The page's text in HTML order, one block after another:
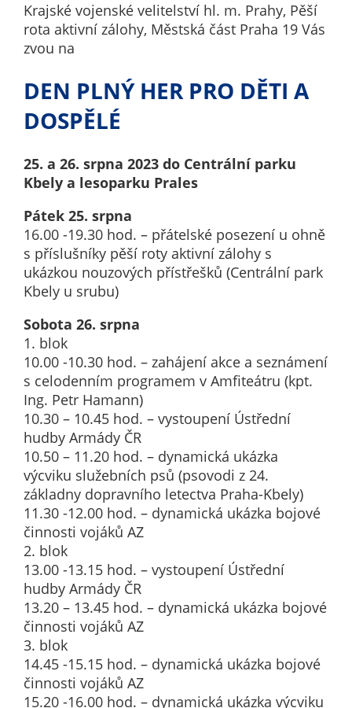
Krajské vojenské velitelství hl. m. Prahy, Pěší
rota aktivní zálohy, Městská část Praha 19 Vás
zvou na
DEN PLNÝ HER PRO DĚTI A
DOSPĚLÉ
25. a 26. srpna 2023 do Centrální parku
Kbely a lesoparku Prales
Pátek 25. srpna
16.00 -19.30 hod. – přátelské posezení u ohně
s příslušníky pěší roty aktivní zálohy s
ukázkou nouzových přístřešků (Centrální park
Kbely u srubu)
Sobota 26. srpna
1. blok
10.00 -10.30 hod. – zahájení akce a seznámení
s celodenním programem v Amfiteátru (kpt.
Ing. Petr Hamann)
10.30 – 10.45 hod. – vystoupení Ústřední
hudby Armády ČR
10.50 – 11.20 hod. – dynamická ukázka
výcviku služebních psů (psovodi z 24.
základny dopravního letectva Praha-Kbely)
11.30 -12.00 hod. – dynamická ukázka bojové
činnosti vojáků AZ
2. blok
13.00 -13.15 hod. – vystoupení Ústřední
hudby Armády ČR
13.20 – 13.45 hod. – dynamická ukázka bojové
činnosti vojáků AZ
3. blok
14.45 -15.15 hod. – dynamická ukázka bojové
činnosti vojáků AZ
15.20 -16.00 hod. – dynamická ukázka výcviku
nemohou být
individuálně
aktivovány.
cookies
měření
výkonu
našeho webu
Jejich pomocí
určujeme
počet návštěv
a zdroje
návštěv našich
internetových
stránek. Data
získaná
pomocí
těchto
zpracováváme
souhrnně, bez
použití
identifikátorů,
na konkrétní
uživatelé
našeho webu.